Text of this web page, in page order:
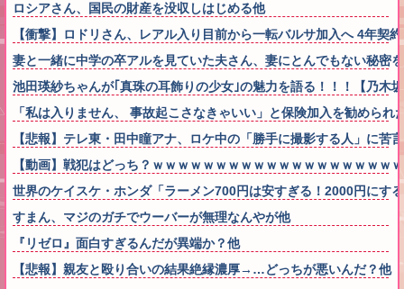
ロシアさん、国民の財産を没収しはじめる他
【衝撃】ロドリさん、レアル入り目前から一転バルサ加入へ 4年契
妻と一緒に中学の卒アルを見ていた夫さん、妻にとんでもない秘密
池田瑛紗ちゃんが｢真珠の耳飾りの少女｣の魅力を語る！！！【乃木
「私は入りません、 事故起こさなきゃいい」と保険加入を勧めら
【悲報】テレ東・田中瞳アナ、ロケ中の「勝手に撮影する人」に
【動画】戦犯はどっち？ｗｗｗｗｗｗｗｗｗｗｗｗｗｗｗｗｗｗｗ
世界のケイスケ・ホンダ「ラーメン700円は安すぎる！2000円にす
すまん、マジのガチでウーバーが無理なんやが他
『リゼロ』面白すぎるんだが異端か？他
【悲報】親友と殴り合いの結果絶縁濃厚→…どっちが悪いんだ？他